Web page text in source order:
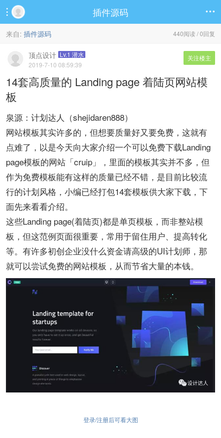
 插件源码 
440阅读 / 0回复
来自: 插件源码
关注楼主
顶点设计 Lv.1 潜水
2019-7-10 08:59:39
14套高质量的 Landing page 着陆页网站模
板
泉源：计划达人（shejidaren888）
网站模板其实许多的，但想要质量好又要免费，这就有
点难了，以是今天向大家介绍一个可以免费下载Landing
page模板的网站「cruip」，里面的模板其实并不多，但
作为免费模板能有这样的质量已经不错，是目前比较流
行的计划风格，小编已经打包14套模板供大家下载，下
面先来看看介绍。
这些Landing page(着陆页)都是单页模板，而非整站模
板，但这范例页面很重要，常用于留住用户、提高转化
等。有许多初创企业没什么资金请高级的UI计划师，那
就可以尝试免费的网站模板，从而节省大量的本钱。
登录/注册后可看大图